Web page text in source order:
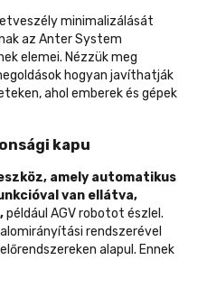
minimalizálását
az Anter System
elemei. Nézzük meg
hogyan javíthatják
ahol emberek és gépek
kapu
amely automatikus
van ellátva,
például AGV robotot észlel .
rendszerével
alapul. Ennek